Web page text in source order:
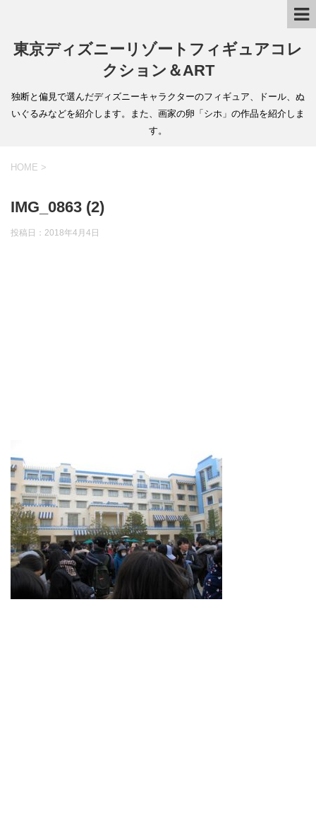
東京ディズニーリゾートフィギュアコレ
クション＆ART
独断と偏見で選んだディズニーキャラクターのフィギュア、ドール、ぬ
いぐるみなどを紹介します。また、画家の卵「シホ」の作品を紹介しま
す。
HOME >
IMG_0863 (2)
投稿日： 2018年4月4日